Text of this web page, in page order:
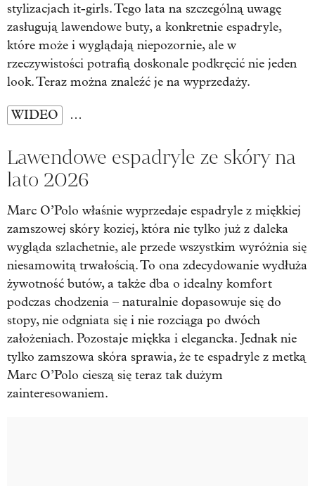
stylizacjach it-girls. Tego lata na szczególną uwagę
zasługują lawendowe buty, a konkretnie espadryle,
które może i wyglądają niepozornie, ale w
rzeczywistości potrafią doskonale podkręcić nie jeden
look. Teraz można znaleźć je na wyprzedaży.
WIDEO …
Lawendowe espadryle ze skóry na
lato 2026
Marc O’Polo właśnie wyprzedaje espadryle z miękkiej
zamszowej skóry koziej, która nie tylko już z daleka
wygląda szlachetnie, ale przede wszystkim wyróżnia się
niesamowitą trwałością. To ona zdecydowanie wydłuża
żywotność butów, a także dba o idealny komfort
podczas chodzenia – naturalnie dopasowuje się do
stopy, nie odgniata się i nie rozciąga po dwóch
założeniach. Pozostaje miękka i elegancka. Jednak nie
tylko zamszowa skóra sprawia, że te espadryle z metką
Marc O’Polo cieszą się teraz tak dużym
zainteresowaniem.